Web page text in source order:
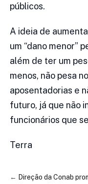
públicos.
A ideia de
um “dano menor”
além de ter um
menos, não pesa
aposentadorias e
futuro, já que não
funcionários que
Terra
← Direção da Conab